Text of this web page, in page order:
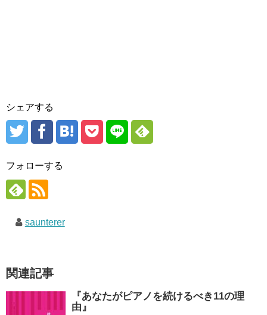
シェアする
フォローする
saunterer
関連記事
『あなたがピアノを続けるべき11の理
由』